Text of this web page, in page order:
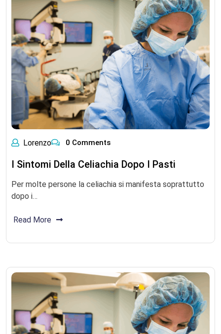
Lorenzo 0 Comments
I Sintomi Della Celiachia Dopo I Pasti
Per molte persone la celiachia si manifesta soprattutto
dopo i…
Read More